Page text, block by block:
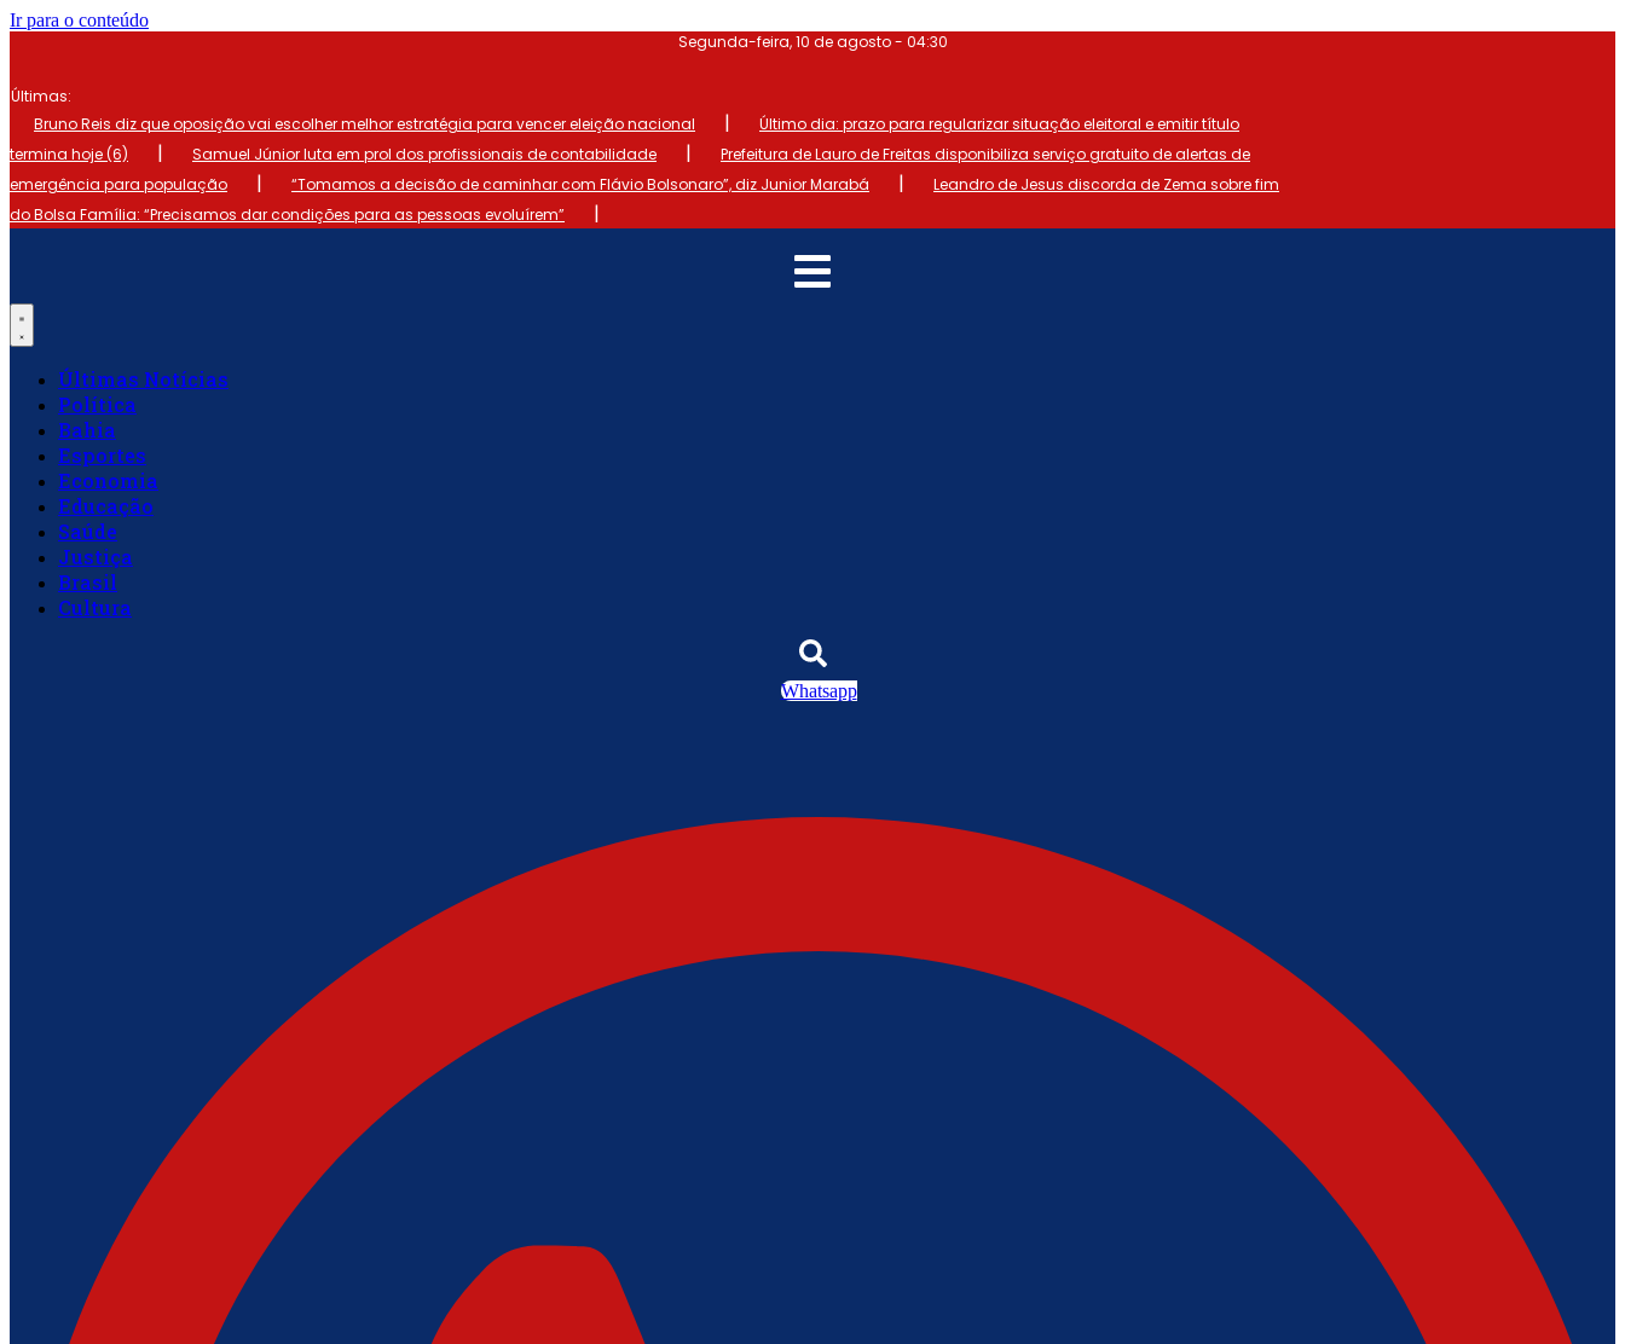
Ir para o conteúdo
Segunda-feira, 10 de agosto - 04:30
Últimas:
Bruno Reis diz que oposição vai escolher melhor estratégia para vencer eleição nacional
|
Último dia: prazo para regularizar situação eleitoral e emitir título
termina hoje (6)
| Samuel Júnior luta em prol dos profissionais de contabilidade |
Prefeitura de Lauro de Freitas disponibiliza serviço gratuito de alertas de
emergência para população
| “Tomamos a decisão de caminhar com Flávio Bolsonaro”, diz Junior Marabá |
Leandro de Jesus discorda de Zema sobre fim
do Bolsa Família: “Precisamos dar condições para as pessoas evoluírem”
|
Últimas Notícias
Política
Bahia
Esportes
Economia
Educação
Saúde
Justiça
Brasil
Cultura
Whatsapp